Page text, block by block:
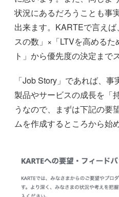
状況にあるだろうことも事
出来ます。KARTEで言え
スの数」×「LTVを高める
ト」から優先度の決定まで
「Job Story」であれば、
製品やサービスの成長を「
うなので、まずは下記の要
ムを作成するところから始